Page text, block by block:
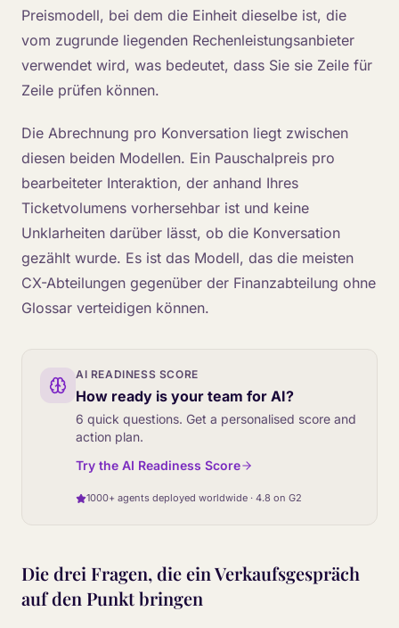
Preismodell, bei dem die Einheit dieselbe ist, die
vom zugrunde liegenden Rechenleistungsanbieter
verwendet wird, was bedeutet, dass Sie sie Zeile für
Zeile prüfen können.
Die Abrechnung pro Konversation liegt zwischen
diesen beiden Modellen. Ein Pauschalpreis pro
bearbeiteter Interaktion, der anhand Ihres
Ticketvolumens vorhersehbar ist und keine
Unklarheiten darüber lässt, ob die Konversation
gezählt wurde. Es ist das Modell, das die meisten
CX-Abteilungen gegenüber der Finanzabteilung ohne
Glossar verteidigen können.
AI READINESS SCORE
How ready is your team for AI?
6 quick questions. Get a personalised score and
action plan.
Try the AI Readiness Score
1000+ agents deployed worldwide · 4.8 on G2
Die drei Fragen, die ein Verkaufsgespräch
auf den Punkt bringen